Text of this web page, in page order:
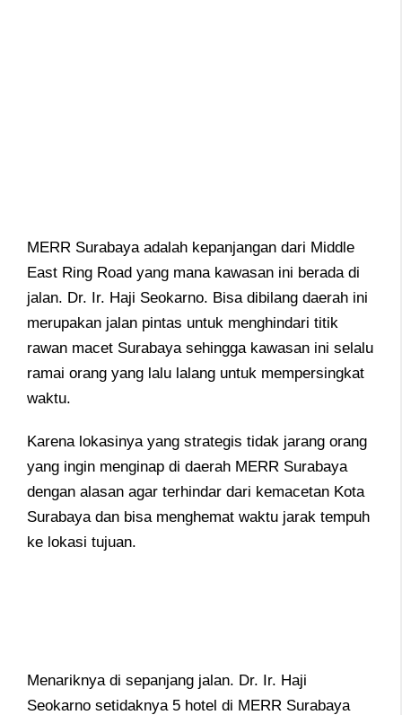
MERR Surabaya adalah kepanjangan dari Middle
East Ring Road yang mana kawasan ini berada di
jalan. Dr. Ir. Haji Seokarno. Bisa dibilang daerah ini
merupakan jalan pintas untuk menghindari titik
rawan macet Surabaya sehingga kawasan ini selalu
ramai orang yang lalu lalang untuk mempersingkat
waktu.
Karena lokasinya yang strategis tidak jarang orang
yang ingin menginap di daerah MERR Surabaya
dengan alasan agar terhindar dari kemacetan Kota
Surabaya dan bisa menghemat waktu jarak tempuh
ke lokasi tujuan.
Menariknya di sepanjang jalan. Dr. Ir. Haji
Seokarno setidaknya 5 hotel di MERR Surabaya